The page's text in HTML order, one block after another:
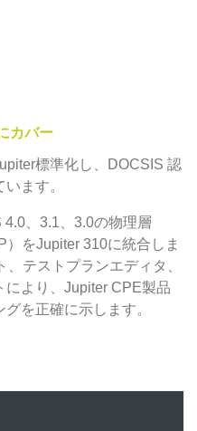
カバー
標準化し、DOCSIS 認
ます。
、3.1、3.0の物理層
）をJupiter 310に統合しま
テストプランエディタ、
により、Jupiter CPE製品
を正確に示します。